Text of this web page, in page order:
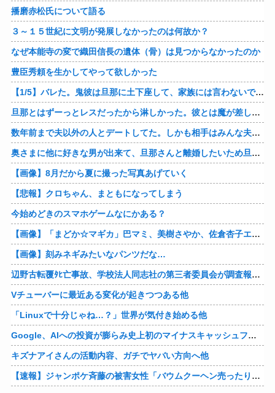
播磨赤松氏について語る
３～１５世紀に文明が発展しなかったのは何故か？
なぜ本能寺の変で織田信長の遺体（骨）は見つからなかったのか
豊臣秀頼を生かしてやって欲しかった
【1/5】バレた。鬼彼は旦那に土下座して、家族には言わないで下さいって…。いつの間にか子供も出来ていたようで私はドン引きでした。→お前の旦那はお前にドン引きだよｗ
旦那とはずーっとレスだったから淋しかった。彼とは魔が差したというか恋に恋してしまって… 結婚してくれ！って言われたけど、それは彼が毎日色々したいだけ。やっと目が覚めた。
数年前まで夫以外の人とデートしてた。しかも相手はみんな夫の仕事関係の人。例えるなら夫はサッカーチームの管理栄養士、デート相手複数人は全員そのサッカーチーム選手みたいな。
奥さまに他に好きな男が出来て、旦那さんと離婚したいため旦那さんのＤＶをでっちあげて、まんまと周りを騙している話を聞いたのは、未来の鬼女たちだったｗ
【画像】8月だから夏に撮った写真あげていく
【悲報】クロちゃん、まともになってしまう
今始めどきのスマホゲームなにかある？
【画像】「まどか☆マギカ」巴マミ、美樹さやか、佐倉杏子エロすぎ放課後えんこーハメ撮りどぴゅどぴゅエチエチが最高すぎる❣
【画像】刻みネギみたいなパンツだな…
辺野古転覆ﾀﾋ亡事故、学校法人同志社の第三者委員会が調査報告書を公表 … 安全配慮義務違反や安全管理に関する検証を妨げた組織風土の存在を指摘
Vチューバーに最近ある変化が起きつつある他
「Linuxで十分じゃね…？」世界が気付き始める他
Google、AIへの投資が膨らみ史上初のマイナスキャッシュフローに陥る他
キズナアイさんの活動内容、ガチでヤバい方向へ他
【速報】ジャンポケ斉藤の被害女性「バウムクーヘン売ったりTikTokライブしててムカついたから示談しなかった」他